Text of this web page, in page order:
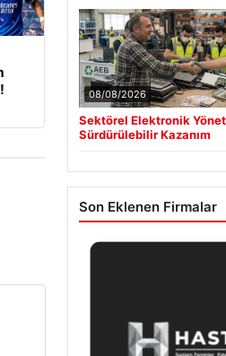
08/08/2026
Sektörel Elektronik
Sürdürülebilir Kazanım
Son Eklenen Firmalar